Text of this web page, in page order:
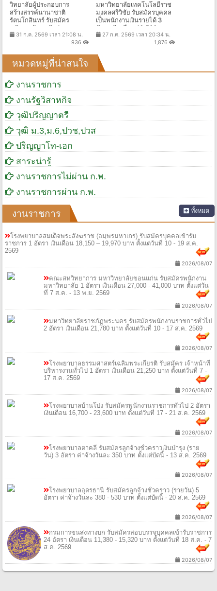
วิทยาลัยผู้ประกอบการ
สร้างสรรค์นานาชาติ
รัตนโกสินทร์ รับสมัคร
พนักงานวิทยาลัย (สาย
วิชาการ) 1 อัตรา เงินเดือน
31,500 - 61,500 บาท ตั้งแต่
31 ก.ค. 2569 เวลา 21:08 น.
936
มหาวิทยาลัยเทคโนโลยีราช
มงคลศรีวิชัย รับสมัครบุคคล
เป็นพนักงานเงินรายได้ 3
อัตรา เงินเดือน 16,500 บาท
ตั้งแต่วันที่ 3 - 7 ส.ค. 2569
27 ก.ค. 2569 เวลา 20:34 น.
1,876
หมวดหมู่ที่น่าสนใจ
งานราชการ
งานรัฐวิสาหกิจ
วุฒิปริญญาตรี
วุฒิ ม.3,ม.6,ปวช,ปวส
ปริญญาโท-เอก
สาระน่ารู้
งานราชการไม่ผ่าน ก.พ.
งานราชการผ่าน ก.พ.
งานราชการ ทั้งหมด
โรงพยาบาลสมเด็จพระสังฆราช (อมฺพรมหาเถร) รับสมัครบุคคลเข้ารับ
ราชการ 1 อัตรา เงินเดือน 18,150 – 19,970 บาท ตั้งแต่วันที่ 10 - 19 ส.ค.
2569
2026/08/07
คณะสหวิทยาการ มหาวิทยาลัยขอนแก่น รับสมัครพนักงาน
มหาวิทยาลัย 1 อัตรา เงินเดือน 27,000 - 41,000 บาท ตั้งแต่วัน
ที่ 7 ส.ค. - 13 พ.ย. 2569
2026/08/07
มหาวิทยาลัยราชภัฏพระนคร รับสมัครพนักงานราชการทั่วไป
2 อัตรา เงินเดือน 21,780 บาท ตั้งแต่วันที่ 10 - 17 ส.ค. 2569
2026/08/07
โรงพยาบาลธรรมศาสตร์เฉลิมพระเกียรติ รับสมัคร เจ้าหน้าที่
บริหารงานทั่วไป 1 อัตรา เงินเดือน 21,250 บาท ตั้งแต่วันที่ 7 -
17 ส.ค. 2569
2026/08/07
โรงพยาบาลบ้านโป่ง รับสมัครพนักงานราชการทั่วไป 2 อัตรา
เงินเดือน 16,700 - 23,600 บาท ตั้งแต่วันที่ 17 - 21 ส.ค. 2569
2026/08/07
โรงพยาบาลตาคลี รับสมัครลูกจ้างชั่วคราวเงินบํารุง (ราย
วัน) 3 อัตรา ค่าจ้างวันละ 350 บาท ตั้งแต่บัดนี้ - 13 ส.ค. 2569
2026/08/07
โรงพยาบาลอุดรธานี รับสมัครลูกจ้างชั่วคราว (รายวัน) 5
อัตรา ค่าจ้างวันละ 380 - 530 บาท ตั้งแต่บัดนี้ - 20 ส.ค. 2569
2026/08/07
กรมการขนส่งทางบก รับสมัครสอบบรรจุบุคคลเข้ารับราชการ
24 อัตรา เงินเดือน 11,380 - 15,320 บาท ตั้งแต่วันที่ 18 ส.ค. - 7
ส.ค. 2569
2026/08/07